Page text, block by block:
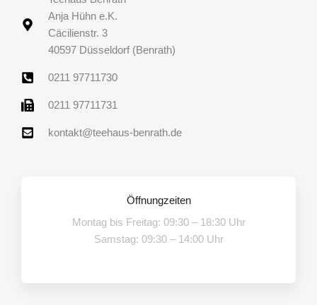
Anja Hühn e.K.
Cäcilienstr. 3
40597 Düsseldorf (Benrath)
0211 97711730
0211 97711731
kontakt@teehaus-benrath.de
Öffnungzeiten
Montag bis Freitag: 09:30 – 18:30 Uhr
Samstag: 09:30 – 14:00 Uhr